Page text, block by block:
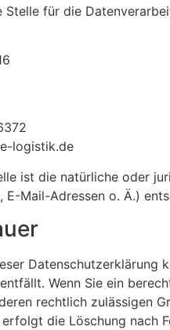
für die
logistik.de
ist die natürliche oder
E-Mail-Adressen o. Ä.)
Datenschutzerklärung
Wenn Sie ein
rechtlich zulässigen
die Löschung nach